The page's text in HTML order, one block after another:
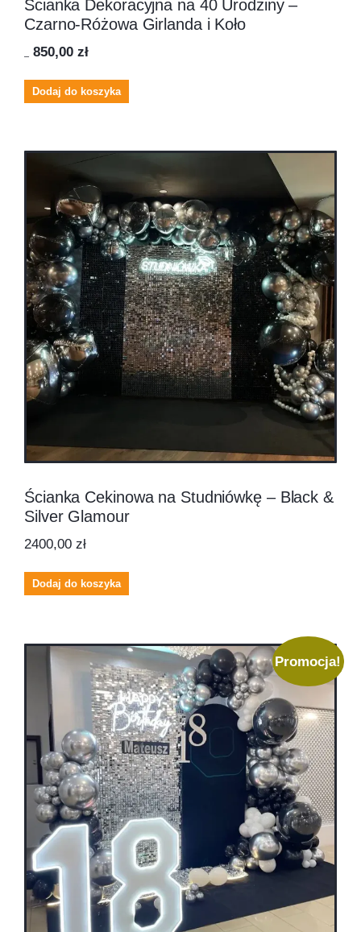
Ścianka Dekoracyjna na 40 Urodziny –
Czarno-Różowa Girlanda i Koło
850,00 zł
Dodaj do koszyka
Ścianka Cekinowa na Studniówkę – Black &
Silver Glamour
2400,00 zł
Dodaj do koszyka
Promocja!